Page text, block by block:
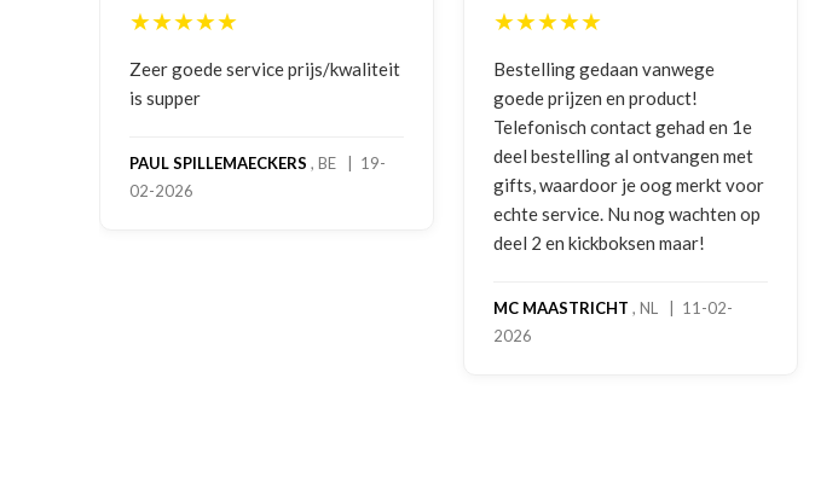
★★★★★
Zeer goede service prijs/kwaliteit
is supper
PAUL SPILLEMAECKERS, BE | 19-
02-2026
★★★★★
Bestelling gedaan vanwege
goede prijzen en product!
Telefonisch contact gehad en 1e
deel bestelling al ontvangen met
gifts, waardoor je oog merkt voor
echte service. Nu nog wachten op
deel 2 en kickboksen maar!
MC MAASTRICHT, NL | 11-02-
2026